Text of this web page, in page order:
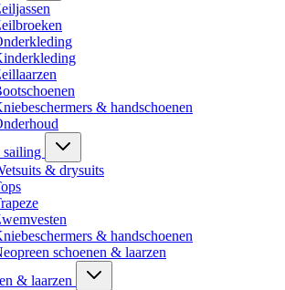
& handschoenen
& drysuits
& handschoenen
schoenen & laarzen
& laarzen